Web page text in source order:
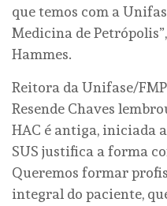
que temos com a
Medicina de
Hammes.
Reitora da Unifase/
Resende Chaves
HAC é antiga, iniciada
SUS justifica a forma
Queremos formar
integral do paciente,